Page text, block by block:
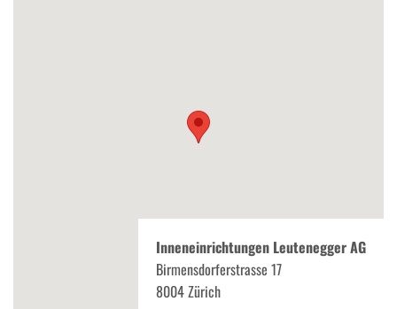
Inneneinrichtungen Leutenegger AG
Birmensdorferstrasse 17
8004 Zürich